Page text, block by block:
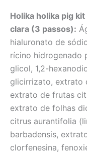
Holika holika pig
clara (3 passos):
hialuronato de
rícino hidrogenado
glicol, 1,2-
glicirrizato, extrato
extrato de frutas
extrato de folhas
citrus aurantifolia
barbadensis,
clorfenesina,